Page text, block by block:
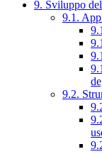
9. Sviluppo
9.1.
9.2.